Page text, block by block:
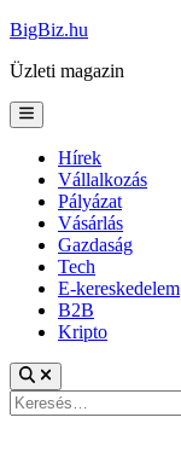
Skip
content
BigBiz.hu
Üzleti magazin
Main
Menu
Hírek
Vállalkozás
Pályázat
Vásárlás
Gazdaság
Tech
E-kereskedelem
B2B
Kripto
Keresés: